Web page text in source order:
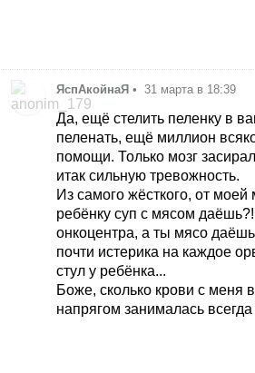
ЯспАкойнаЯ • 31 марта в 18:39
Да, ещё стелить пеленку в
пеленать, ещё миллион
помощи. Только мозг
итак сильную тревожность.
Из самого жёсткого, от
ребёнку суп с мясом
онкоцентра, а ты мясо
почти истерика на каждое
стул у ребёнка...
Боже, сколько крови с меня
напрягом занималась